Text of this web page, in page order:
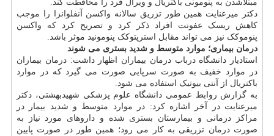
مبتلاشدن به پنومونی باکتریال و ویرال فرد را محافظت کند.
دکتر میرعنایت همین طور تزریق سالانه واکسن آنفلوانزا را موجب
کاهش ریسک عفونت افراد ذکر کرد و تصریح کرد که واکسن
پنوموکک نیز می تواند مقابل استرپتوکک پنومونید موثر باشد.
درمان بیماری؛ موارد متوسط و شدید بستری می شوند
استادیار دانشگاه درباب درمان بیماران اظهار داشت: درمان بیماران
در موارد خفیف به صورت سرپایی صورت می گیرد که در موارد
باکتریال از آنتی بیوتیک استفاده می شود.
به گزارش روابط عمومی دانشگاه علوم پزشکی شهیدبهشتی، دکتر
میرعنایت در آخر اشاره کرد: در موارد متوسط و شدید بیمار در
مراکز درمانی و بیمارستان بستری شده و داروهای مورد نیاز به
صورت درمان تزریقی به کار می رود؛ همین طور در صورت پایین